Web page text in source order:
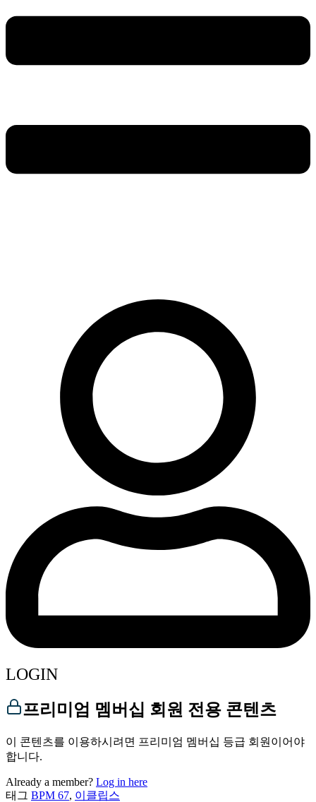
LOGIN
프리미엄 멤버십 회원 전용 콘텐츠
이 콘텐츠를 이용하시려면 프리미엄 멤버십 등급 회원이어야
합니다.
Already a member? Log in here
태그 BPM 67, 이클립스